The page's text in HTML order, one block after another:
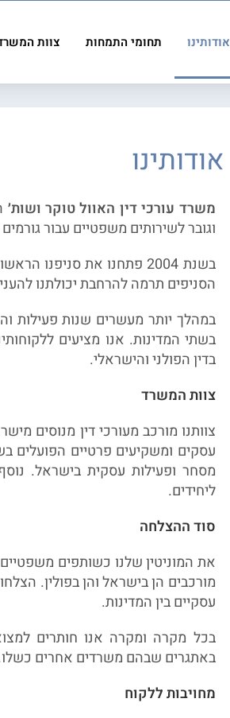
אודותינו תחומי התמחות צוות
אודותינו
משרד עורכי דין האוול טוקר ושות׳
וגובר לשירותים משפטיים עבור
הסניפים תרמה להרחבת יכולתנו
במהלך יותר מעשרים שנות פעילות
בשתי המדינות. אנו מציעים
בדין הפולני והישראלי.
צוות המשרד
צוותנו מורכב מעורכי דין מנוסים
עסקים ומשקיעים פרטיים הפועלים
מסחר ופעילות עסקית בישראל.
ליחידים.
סוד ההצלחה
את המוניטין שלנו כשותפים
מורכבים הן בישראל והן בפולין.
עסקיים בין המדינות.
בכל מקרה ומקרה אנו חותרים
באתגרים שבהם משרדים אחרים
מחויבות ללקוח